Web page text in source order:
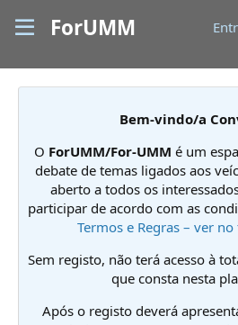
ForUMM
Bem-vindo/a
O ForUMM/For-UMM é um
debate de temas ligados aos
aberto a todos os
participar de acordo com as
Termos e Regras – ver
Sem registo, não terá acesso à
que consta nesta
Após o registo deverá